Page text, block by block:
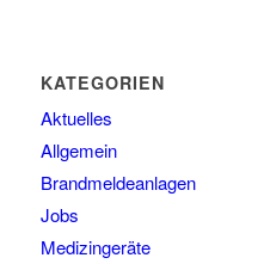
KATEGORIEN
Aktuelles
Allgemein
Brandmeldeanlagen
Jobs
Medizingeräte